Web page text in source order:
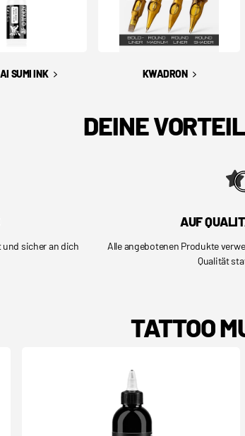
SUMI INK KWADRON
DEINE
sicher an dich
AUF
Alle angebotenen Produkte
Qualität
TATTOO